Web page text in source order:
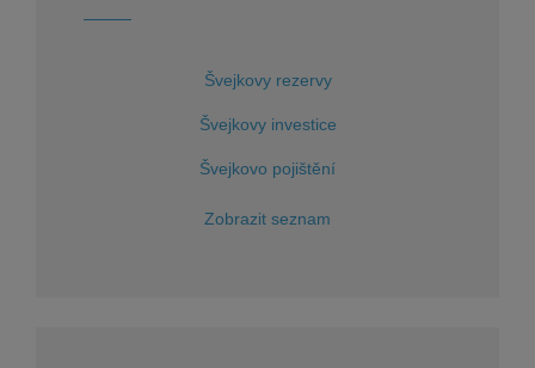
Švejkovy rezervy
Švejkovy investice
Švejkovo pojištění
Zobrazit seznam